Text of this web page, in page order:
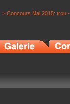
> Concours Mai 2015: trou